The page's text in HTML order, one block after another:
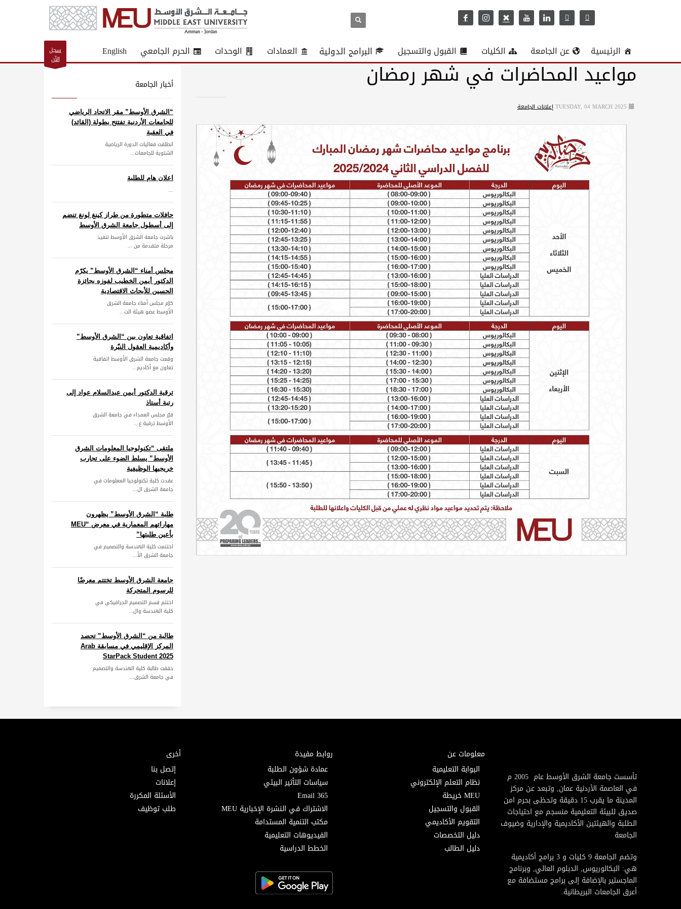
الرئيسية عن الجامعة الكليات القبول والتسجيل البرامج الدولية العمادات الوحدات الحرم الجامعي English
سجل
الآن
مواعيد المحاضرات في شهر رمضان
TUESDAY, 04 MARCH 2025إعلانات الجامعة
أخبار الجامعة
“الشرق الأوسط” مقر الاتحاد الرياضي
للجامعات الأردنية تفتتح بطولة (القائد)
في العقبة
انطلقت فعاليات الدورة الرياضية
الشتوية للجامعات...
اعلان هام للطلبة
...
حافلات متطورة من طراز كينغ لونغ تنضم
إلى أسطول جامعة الشرق الأوسط
باشرت جامعة الشرق الأوسط تنفيذ
مرحلة متقدمة من ...
مجلس أمناء “الشرق الأوسط” يكرّم
الدكتور أيمن الخطيب لفوزه بجائزة
الحسين للأبحاث الاقتصادية
كرّم مجلس أمناء جامعة الشرق
الأوسط عضو هيئة الت...
اتفاقية تعاون بين “الشرق الأوسط”
وأكاديمية العقول النيّرة
وقعت جامعة الشرق الأوسط اتفاقية
تعاون مع أكاديم...
ترقية الدكتور أيمن عبدالسلام عواد إلى
رتبة أستاذ
قرّر مجلس العمداء في جامعة الشرق
الأوسط ترقية ع...
ملتقى “تكنولوجيا المعلومات الشرق
الأوسط” يسلط الضوء على تجارب
خريجيها الوظيفية
عقدت كلية تكنولوجيا المعلومات في
جامعة الشرق ال...
طلبة “الشرق الأوسط” يظهرون
مهاراتهم المعمارية في معرض “MEU
بأعين طلبتها”
اختتمت كلية الهندسة والتصميم في
جامعة الشرق الأ...
جامعة الشرق الأوسط تختتم معرضًا
للرسوم المتحركة
اختتم قسم التصميم الجرافيكي في
كلية الهندسة وال...
طالبة من “الشرق الأوسط” تحصد
المركز الإقليمي في مسابقة Arab
StarPack Student 2025
حققت طالبة كلية الهندسة والتصميم
في جامعة الشرق...
تأسست جامعة الشرق الأوسط عام 2005 م
في العاصمة الأردنية عمان, وتبعد عن مركز
المدينة ما يقرب 15 دقيقة وتحظى بحرم امن
صديق للبيئة التعليمية منسجم مع احتياجات
الطلبة والهيئتين الأكاديمية والإدارية وضيوف
الجامعة
وتضم الجامعة 9 كليات و 3 برامج أكاديمية
هي: البكالوريوس, الدبلوم العالي, وبرنامج
الماجستير بالإضافة إلى برامج مستضافة مع
أعرق الجامعات البريطانية.
معلومات عن
البوابة التعليمية
نظام التعلم الإلكتروني
MEU خريطة
القبول والتسجيل
التقويم الأكاديمي
دليل التخصصات
دليل الطالب
روابط مفيدة
عمادة شؤون الطلبة
سياسات التأثير البيئي
Email 365
الاشتراك في النشرة الإخبارية MEU
مكتب التنمية المستدامة
الفيديوهات التعليمية
الخطط الدراسية
أخرى
إتصل بنا
إعلانات
الأسئلة المكررة
طلب توظيف